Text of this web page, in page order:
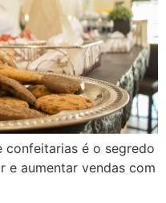
confeitarias é o segredo
e aumentar vendas com